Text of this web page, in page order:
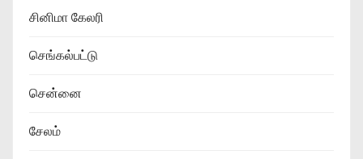
சினிமா கேலரி
செங்கல்பட்டு
சென்னை
சேலம்